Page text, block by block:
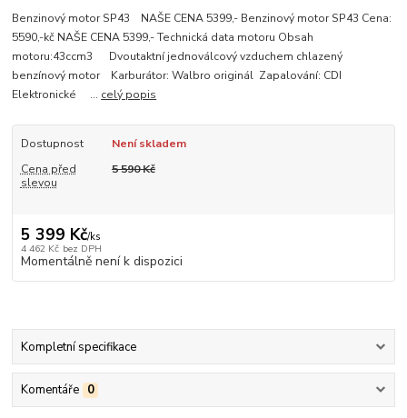
Benzinový motor SP43 NAŠE CENA 5399,- Benzinový motor SP43 Cena:
5590,-kč NAŠE CENA 5399,- Technická data motoru Obsah
motoru:43ccm3 Dvoutaktní jednoválcový vzduchem chlazený
benzínový motor Karburátor: Walbro originál Zapalování: CDI
Elektronické ... celý popis
Dostupnost
Není skladem
Cena před
slevou
5 590 Kč
5 399 Kč/ks
4 462 Kč bez DPH
Momentálně není k dispozici
Kompletní specifikace
Komentáře 0